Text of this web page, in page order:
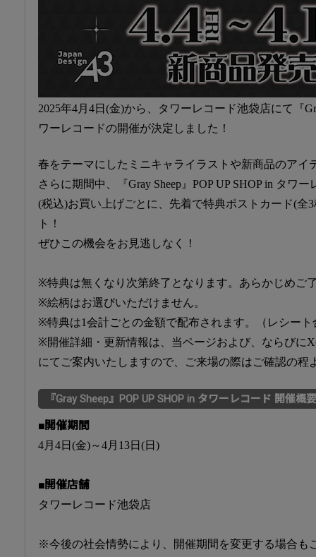
2025年4月4日(金)から、タワーレコード池袋店にて『
ワーレコードの開催が決定しました！
春をテーマにしたミニキャライラストや新商品のアイ
さらに期間中、『Gray Sheep』POP UP SHOP in タワ
(税込)お買い上げごとに、先着で特典ポストカード(全
ト！
ぜひこの機会をお見逃しなく！
※特典は無くなり次第終了となります。あらかじめご
※絵柄はお選びいただけません。
※特典は1会計ごとの金額で配布されます。（レシート
※開催詳細・更新情報は、当ページおよび、ならびに
にてご案内いたしますので、ご来場の際はご確認の程
『Gray Sheep』POP UP SHOP in タワーレコード 開催概要
■開催期間
4月4日(金)～4月13日(日)
■開催店舗
タワーレコード池袋店
※今後の社会情勢により、開催期間を変更する場合も